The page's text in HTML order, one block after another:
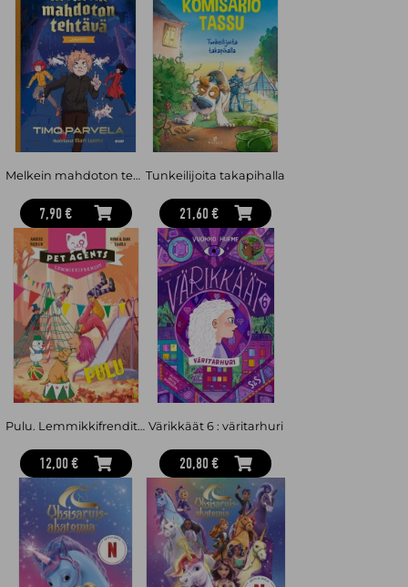
Melkein mahdoton tehtävä - Jahti
7,90 €
Tunkeilijoita takapihalla
21,60 €
Pulu. Lemmikkifrendit 6
12,00 €
Värikkäät 6 : väritarhuri
20,80 €